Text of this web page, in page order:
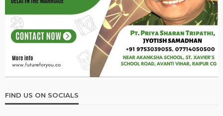
FIND US ON SOCIALS